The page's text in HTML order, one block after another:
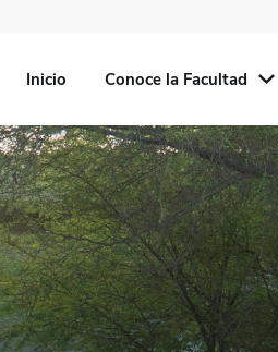
Inicio Conoce la Facultad